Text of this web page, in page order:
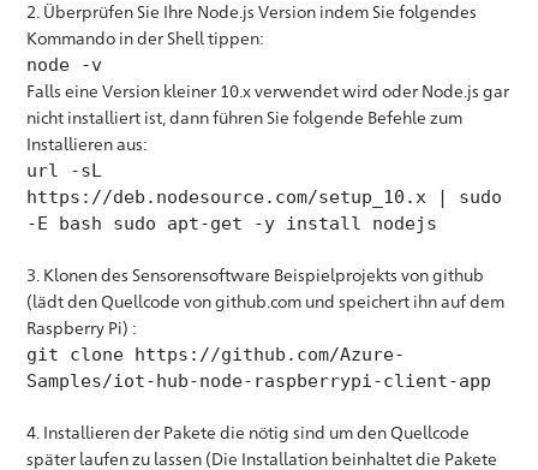
2. Überprüfen Sie Ihre Node.js Version indem Sie folgendes
Kommando in der Shell tippen:
node -v
Falls eine Version kleiner 10.x verwendet wird oder Node.js gar
nicht installiert ist, dann führen Sie folgende Befehle zum
Installieren aus:
url -sL
https://deb.nodesource.com/setup_10.x | sudo
-E bash sudo apt-get -y install nodejs
3. Klonen des Sensorensoftware Beispielprojekts von github
(lädt den Quellcode von github.com und speichert ihn auf dem
Raspberry Pi) :
git clone https://github.com/Azure-
Samples/iot-hub-node-raspberrypi-client-app
4. Installieren der Pakete die nötig sind um den Quellcode
später laufen zu lassen (Die Installation beinhaltet die Pakete